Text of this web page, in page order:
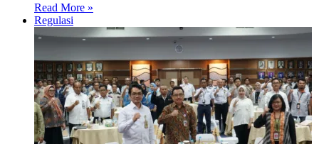
Read More »
Regulasi